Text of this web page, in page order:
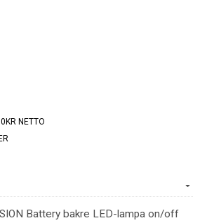
NETTO
Battery bakre LED-lampa on/off